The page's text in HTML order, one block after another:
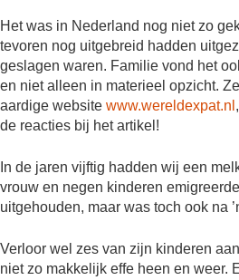
Het was in Nederland nog niet zo
tevoren nog uitgebreid hadden
geslagen waren. Familie vond het
en niet alleen in materieel opzicht.
aardige website www.wereldexpat.nl
de reacties bij het artikel!
In de jaren vijftig hadden wij een
vrouw en negen kinderen
uitgehouden, maar was toch ook na
Verloor wel zes van zijn kinderen
niet zo makkelijk effe heen en weer.